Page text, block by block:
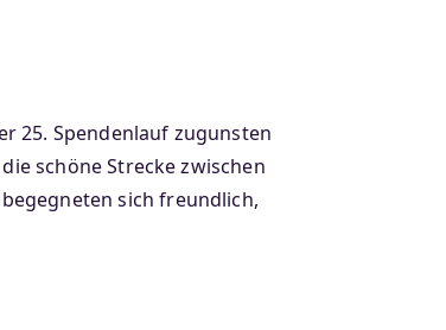
25. Spendenlauf zugunsten
schöne Strecke zwischen
sich freundlich,